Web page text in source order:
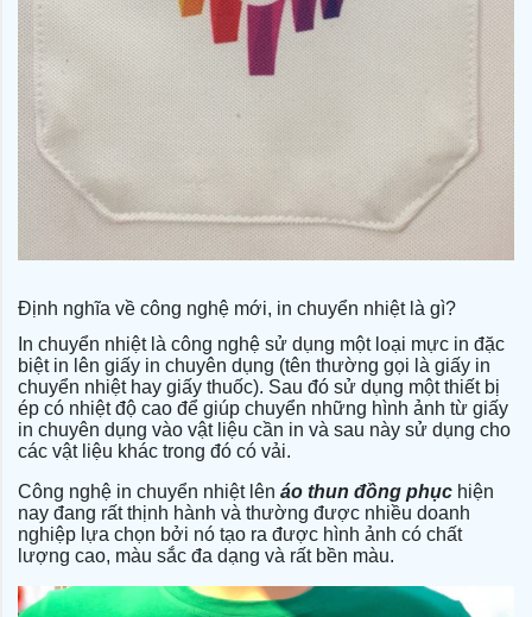
Định nghĩa về công nghệ mới, in chuyển nhiệt là gì?
In chuyển nhiệt là công nghệ sử dụng một loại mực in đặc
biệt in lên giấy in chuyên dụng (tên thường gọi là giấy in
chuyển nhiệt hay giấy thuốc). Sau đó sử dụng một thiết bị
ép có nhiệt độ cao để giúp chuyển những hình ảnh từ giấy
in chuyên dụng vào vật liệu cần in và sau này sử dụng cho
các vật liệu khác trong đó có vải.
Công nghệ in chuyển nhiệt lên áo thun đồng phục hiện
nay đang rất thịnh hành và thường được nhiều doanh
nghiệp lựa chọn bởi nó tạo ra được hình ảnh có chất
lượng cao, màu sắc đa dạng và rất bền màu.